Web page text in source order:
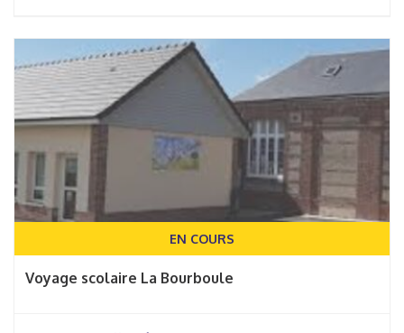
EN COURS
Voyage scolaire La Bourboule